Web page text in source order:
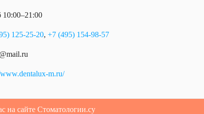
10:00–21:00
125-25-20,+7 (495) 154-98-57
m.ru/
на сайте Стоматологии.су